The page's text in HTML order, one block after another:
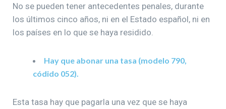
No se pueden tener antecedentes penales, durante
los últimos cinco años, ni en el Estado español, ni en
los países en lo que se haya residido.
Hay que abonar una tasa (modelo 790,
códido 052).
Esta tasa hay que pagarla una vez que se haya